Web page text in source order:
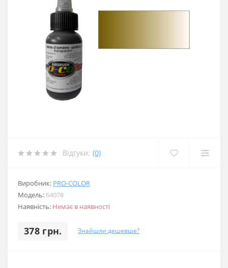
Відгуки: (0)
Виробник: PRO-COLOR
Модель: 64078
Наявність: Немає в наявності
378 грн. Знайшли дешевше?